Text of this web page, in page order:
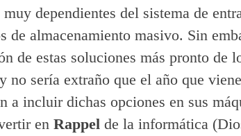
dependientes del sistema de
de almacenamiento masivo. Sin
de estas soluciones más pronto de
no sería extraño que el año que
a incluir dichas opciones en sus
en Rappel de la informática